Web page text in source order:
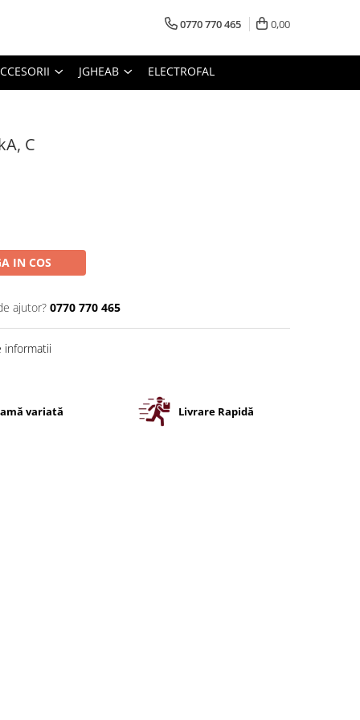
0770 770 465 0,00
JGHEAB ELECTROFAL
C
IN COS
ajutor? 0770 770 465
informatii
variată Livrare Rapidă